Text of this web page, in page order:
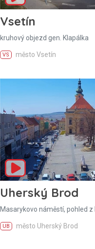
Vsetín
kruhový objezd gen. Klapálka
VS město Vsetín
Uherský Brod
Masarykovo náměstí, pohled z
UB město Uherský Brod